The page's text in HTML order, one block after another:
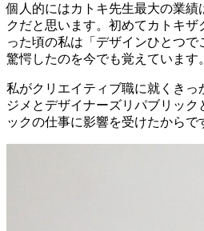
個人的にはカトキ先生最大の業績
クだと思います。初めてカトキ
った頃の私は「デザインひとつで
驚愕したのを今でも覚えています。
私がクリエイティブ職に就くきっ
ジメとデザイナーズリパブリック
ックの仕事に影響を受けたからで